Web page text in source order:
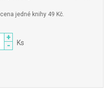
jedné knihy 49 Kč.
+
-
Ks